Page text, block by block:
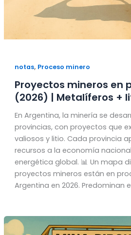
notas, Proceso minero
Proyectos mineros en
(2026) | Metalíferos +
En Argentina, la minería se
provincias, con proyectos que
valiosos y litio. Cada provincia
recursos a la economía
energética global. 📊 Un mapa
proyectos mineros están en
Argentina en 2026. Predominan